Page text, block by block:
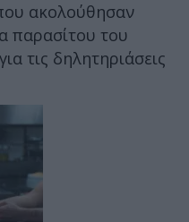
ακολούθησαν
παρασίτου του
τις δηλητηριάσεις